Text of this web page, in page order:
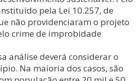
pela Lei 10.257, de
não providenciaram o projeto
crime de improbidade
análise deverá considerar o
Na maioria dos casos, são